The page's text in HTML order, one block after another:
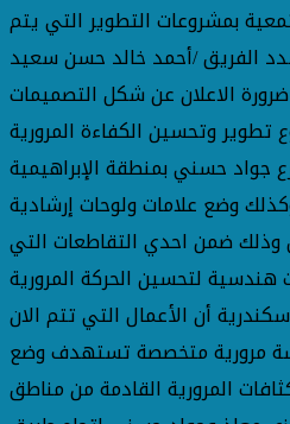
بمشروعات التطوير التي يتم
الفريق /أحمد خالد حسن سعيد
الاعلان عن شكل التصميمات
تطوير وتحسين الكفاءة المرورية
جواد حسني بمنطقة الإبراهيمية
وضع علامات ولوحات إرشادية
وذلك ضمن احدي التقاطعات التي
هندسية لتحسين الحركة المرورية
أن الأعمال التي تتم الان
مرورية متخصصة تستهدف وضع
المرورية القادمة من مناطق